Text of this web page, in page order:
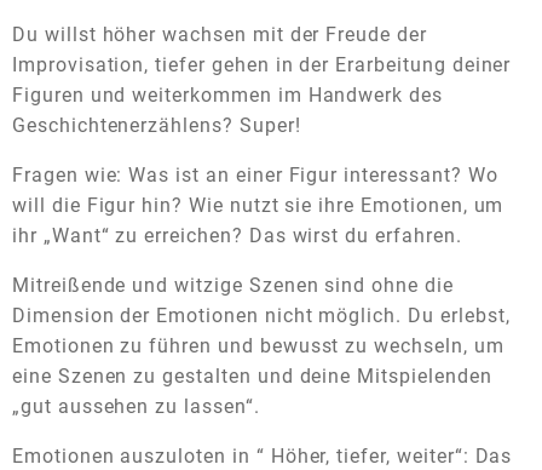
Du willst höher wachsen mit der Freude der
Improvisation, tiefer gehen in der Erarbeitung deiner
Figuren und weiterkommen im Handwerk des
Geschichtenerzählens? Super!
Fragen wie: Was ist an einer Figur interessant? Wo
will die Figur hin? Wie nutzt sie ihre Emotionen, um
ihr „Want“ zu erreichen? Das wirst du erfahren.
Mitreißende und witzige Szenen sind ohne die
Dimension der Emotionen nicht möglich. Du erlebst,
Emotionen zu führen und bewusst zu wechseln, um
eine Szenen zu gestalten und deine Mitspielenden
„gut aussehen zu lassen“.
Emotionen auszuloten in “ Höher, tiefer, weiter“: Das